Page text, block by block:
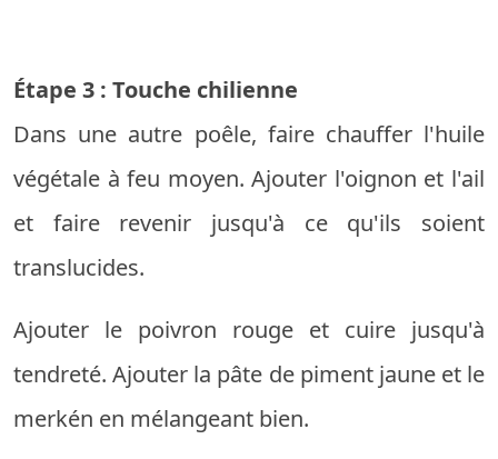
Étape 3 : Touche chilienne
Dans une autre poêle, faire chauffer l'huile
végétale à feu moyen. Ajouter l'oignon et l'ail
et faire revenir jusqu'à ce qu'ils soient
translucides.
Ajouter le poivron rouge et cuire jusqu'à
tendreté. Ajouter la pâte de piment jaune et le
merkén en mélangeant bien.